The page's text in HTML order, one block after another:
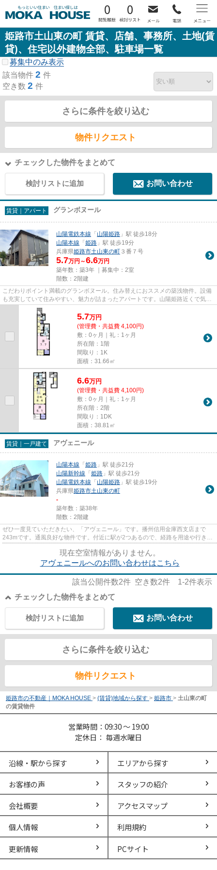
0 0
姫路市土山東の町 賃貸、店舗、事務所、土地(賃
貸)、住宅以外建物全部、駐車場一覧
募集中のみ表示
該当物件 2 件
空き数 2 件
さらに条件を絞り込む
物件リクエスト
チェックした物件をまとめて
検討リストに追加 お問い合わせ
賃貸｜アパート グランボヌール
山陽電鉄本線 「山陽姫路 」駅 徒歩18分
山陽本線 「姫路 」駅 徒歩19分
兵庫県姫路市土山東の町 ３番７号
5.7万円～6.6万円
築年数：築3年 ｜募集中： 2室
階数：2階建
こだわりポイント満載のグランボヌール。住み替えにおススメの築浅物件。設備
も充実していて住みやすい、魅力が詰まったアパートです。山陽姫路近くで気に
なる物件が見つかりましたら...
5.7万円
(管理費・共益費 4,100円)
敷：0ヶ月｜礼：1ヶ月
所在階：1階
間取り：1K
面積：31.66㎡
6.6万円
(管理費・共益費 4,100円)
敷：0ヶ月｜礼：1ヶ月
所在階：2階
間取り：1DK
面積：38.81㎡
賃貸｜一戸建て アヴェニール
山陽本線 「姫路 」駅 徒歩21分
山陽新幹線 「姫路 」駅 徒歩21分
山陽電鉄本線 「山陽姫路 」駅 徒歩19分
兵庫県姫路市土山東の町
-
築年数：築38年
階数：2階建
ぜひ一度見ていただきたい、「アヴェニール」です。播州信用金庫西支店まで
243mです。通風良好な物件です。付近に駅が2つあるので、経路を用途や行き先
によって選べる物件です。自分に...
現在空室情報がありません。
アヴェニールへのお問い合わせはこちら
該当公開件数2件 空き数2件 1-2件表示
チェックした物件をまとめて
お問い合わせ
検討リストに追加
さらに条件を絞り込む
物件リクエスト
姫路市の不動産｜MOKA HOUSE > (賃貸)地域から探す > 姫路市 > 土山東の町
の賃貸物件
営業時間：09:30 ～ 19:00
定休日： 毎週水曜日
沿線・駅から探す エリアから探す
お客様の声 スタッフの紹介
会社概要 アクセスマップ
個人情報 利用規約
更新情報 PCサイト